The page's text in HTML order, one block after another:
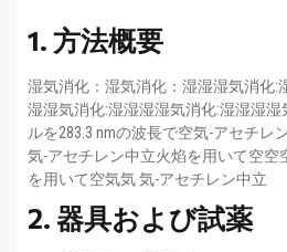
1. 方法概要
湿気消化：湿気消化：湿湿湿気消化:
湿湿気消化:湿湿湿湿気消化:湿湿湿
ルを283.3 nmの波長で空気-アセチレ
気-アセチレン中立火焰を用いて空空
を用いて空気気 気-アセチレン中立
2. 器具および試薬